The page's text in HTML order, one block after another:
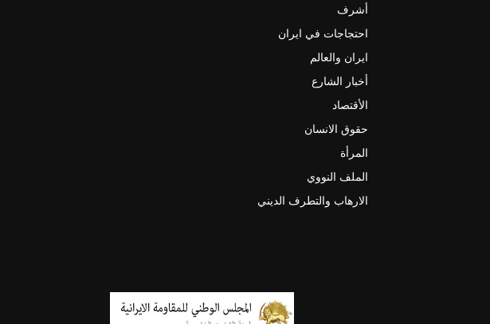
أشرف
احتجاجات في ايران
ايران والعالم
أخبار الشارع
الأقتصاد
حقوق الانسان
المرأة
الملف النووي
الارهاب والتطرف الديني